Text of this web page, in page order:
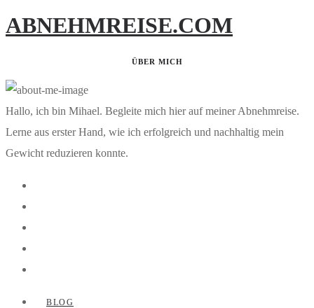
ABNEHMREISE.COM
ÜBER MICH
Hallo, ich bin Mihael. Begleite mich hier auf meiner Abnehmreise.
Lerne aus erster Hand, wie ich erfolgreich und nachhaltig mein
Gewicht reduzieren konnte.
BLOG